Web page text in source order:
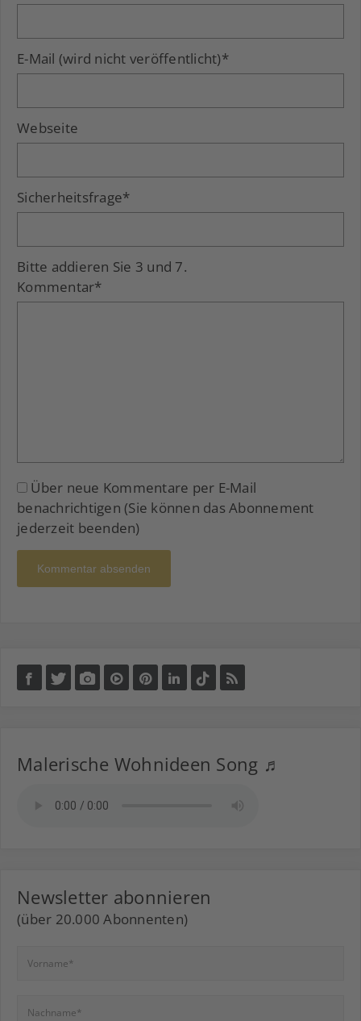
E-Mail (wird nicht veröffentlicht)*
Webseite
Sicherheitsfrage*
Bitte addieren Sie 3 und 7.
Kommentar*
Über neue Kommentare per E-Mail
benachrichtigen (Sie können das Abonnement
jederzeit beenden)
Kommentar absenden
Malerische Wohnideen Song ♬
Newsletter abonnieren
(über 20.000 Abonnenten)